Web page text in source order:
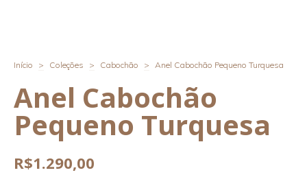
Início > Coleções > Cabochão > Anel Cabochão Pequeno Turquesa
Anel Cabochão
Pequeno Turquesa
R$1.290,00